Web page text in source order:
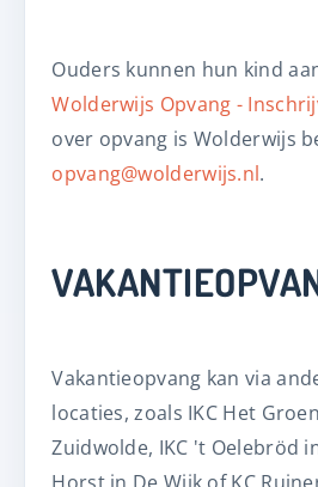
Ouders kunnen hun kind
Wolderwijs Opvang -
over opvang is Wolderwijs
opvang@wolderwijs.nl.
Vakantieopvang kan via
locaties, zoals IKC Het
Zuidwolde, IKC 't Oelebröd